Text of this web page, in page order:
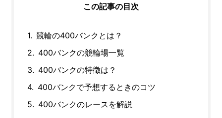
この記事の目次
競輪の400バンクとは？
400バンクの競輪場一覧
400バンクの特徴は？
400バンクで予想するときのコツ
400バンクのレースを解説